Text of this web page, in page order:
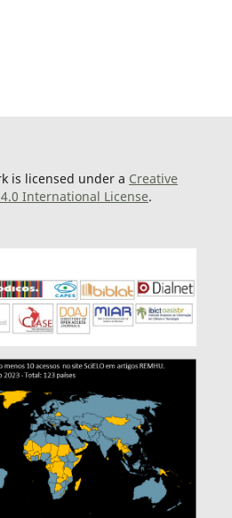
is licensed under a Creative
International License.